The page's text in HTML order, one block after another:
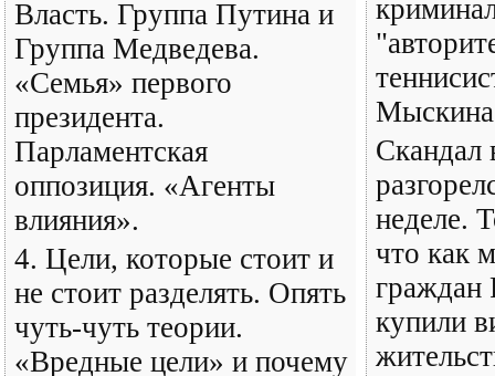
Власть. Группа Путина и
Группа Медведева.
«Семья» первого
президента.
Парламентская
оппозиция. «Агенты
влияния».
4. Цели, которые стоит и
не стоит разделять. Опять
чуть-чуть теории.
«Вредные цели» и почему
Скандал
неделе.
что как
граждан
купили